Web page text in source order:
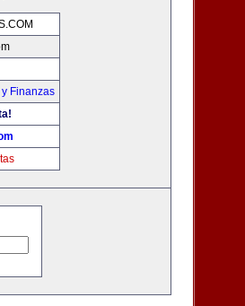
Finanzas